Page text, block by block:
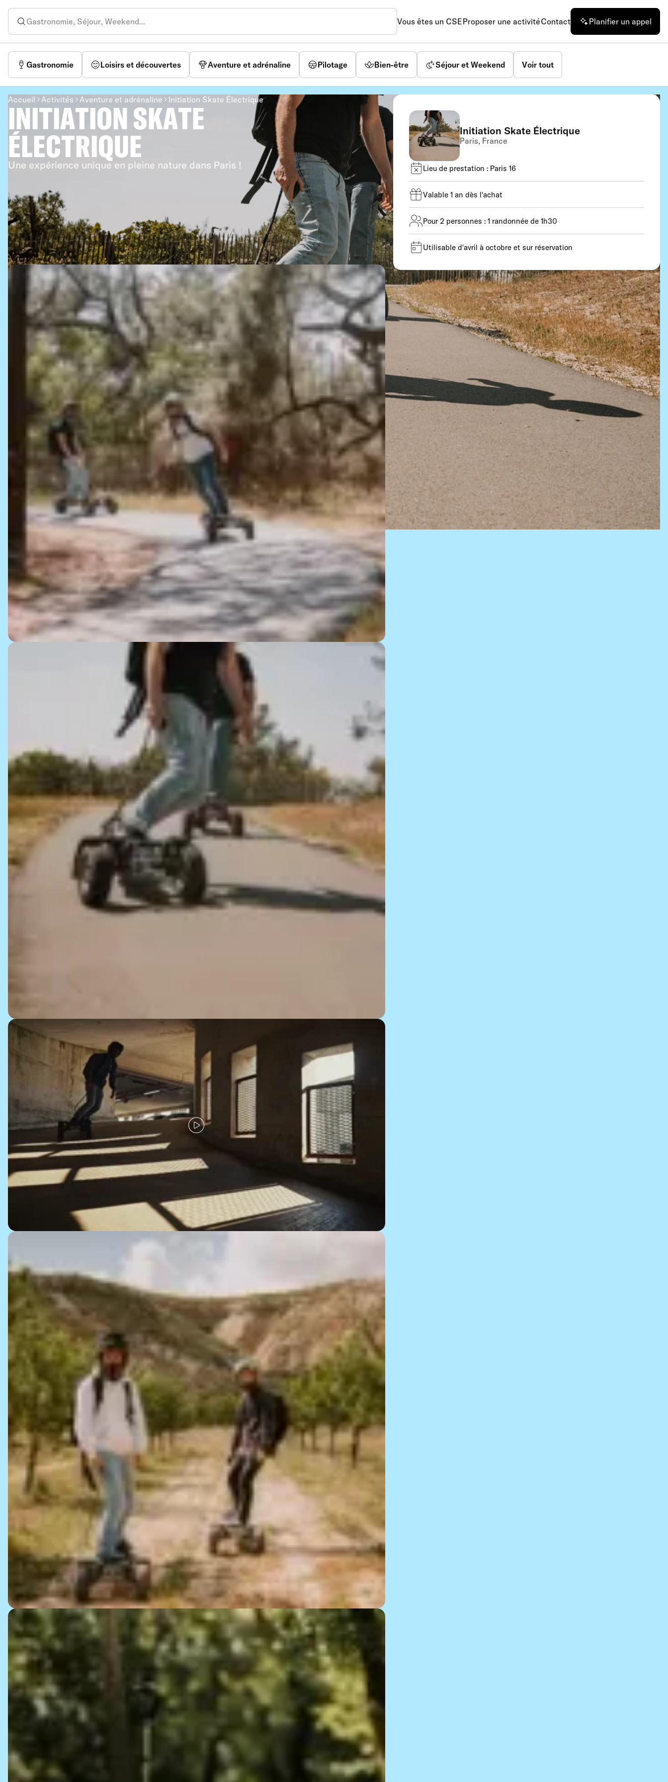
Vous êtes un CSEProposer une activitéContact Planifier un appel
Gastronomie Loisirs et découvertes Aventure et adrénaline Pilotage Bien-être Séjour et Weekend Voir tout
Accueil Activités Aventure et adrénaline Initiation Skate Électrique
INITIATION SKATE
ÉLECTRIQUE
Une expérience unique en pleine nature dans Paris !
Initiation Skate Électrique
Paris, France
Lieu de prestation : Paris 16
Valable 1 an dès l'achat
Pour 2 personnes : 1 randonnée de 1h30
Utilisable d'avril à octobre et sur réservation